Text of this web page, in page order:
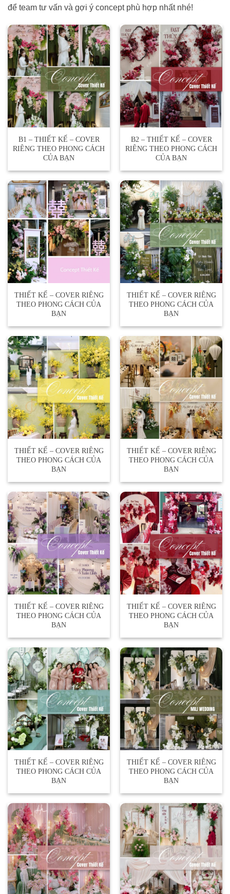
để team tư vấn và gợi ý concept phù hợp nhất nhé!
B1 – THIẾT KẾ – COVER
RIÊNG THEO PHONG CÁCH
CỦA BẠN
B2 – THIẾT KẾ – COVER
RIÊNG THEO PHONG CÁCH
CỦA BẠN
THIẾT KẾ – COVER RIÊNG
THEO PHONG CÁCH CỦA
BẠN
THIẾT KẾ – COVER RIÊNG
THEO PHONG CÁCH CỦA
BẠN
THIẾT KẾ – COVER RIÊNG
THEO PHONG CÁCH CỦA
BẠN
THIẾT KẾ – COVER RIÊNG
THEO PHONG CÁCH CỦA
BẠN
THIẾT KẾ – COVER RIÊNG
THEO PHONG CÁCH CỦA
BẠN
THIẾT KẾ – COVER RIÊNG
THEO PHONG CÁCH CỦA
BẠN
THIẾT KẾ – COVER RIÊNG
THEO PHONG CÁCH CỦA
BẠN
THIẾT KẾ – COVER RIÊNG
THEO PHONG CÁCH CỦA
BẠN